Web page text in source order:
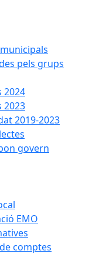
pels grups
2024
2023
2019-2023
govern
EMO
comptes